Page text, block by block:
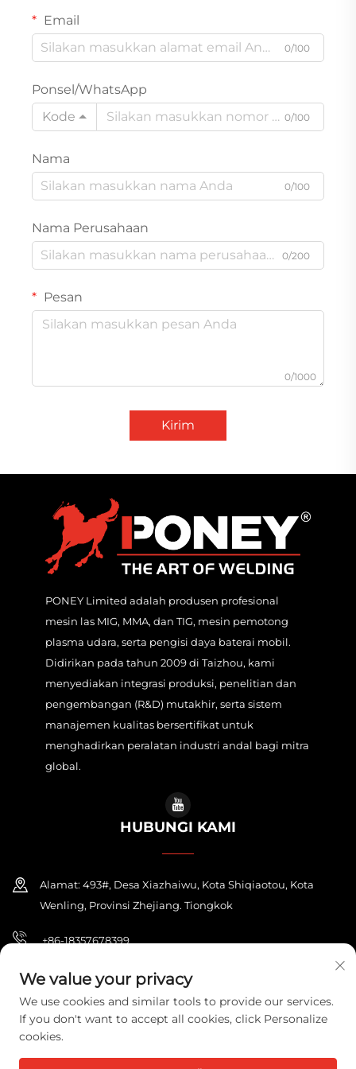
Email
0/100
Ponsel/WhatsApp
Kode
0/100
Nama
0/100
Nama Perusahaan
0/200
Pesan
0/1000
Kirim
PONEY Limited adalah produsen profesional
mesin las MIG, MMA, dan TIG, mesin pemotong
plasma udara, serta pengisi daya baterai mobil.
Didirikan pada tahun 2009 di Taizhou, kami
menyediakan integrasi produksi, penelitian dan
pengembangan (R&D) mutakhir, serta sistem
manajemen kualitas bersertifikat untuk
menghadirkan peralatan industri andal bagi mitra
global.
HUBUNGI KAMI
Alamat: 493#, Desa Xiazhaiwu, Kota Shiqiaotou, Kota
Wenling, Provinsi Zhejiang. Tiongkok
+86-18357678399
[email protected]
Hak Cipta © 2026 ZHEJIANG PONEY ELECTRIC CO.,LTD. Semua hak
dilindungi. Kebijakan Privasi
We value your privacy
We use cookies and similar tools to provide our services.
If you don't want to accept all cookies, click Personalize
cookies.